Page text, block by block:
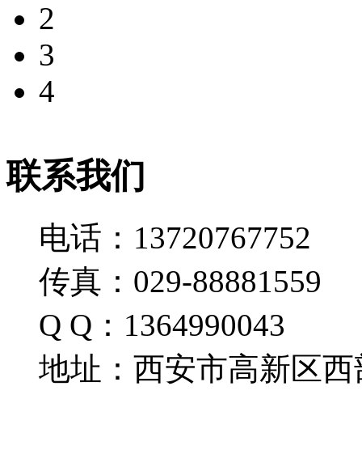
2
3
4
联系我们
电话：13720767752
传真：029-88881559
Q Q：1364990043
地址：西安市高新区西